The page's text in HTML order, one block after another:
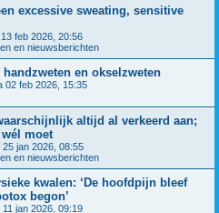
excessive sweating, sensitive
feb 2026, 20:56
en nieuwsberichten
en okselzweten
02 feb 2026, 15:35
altijd al verkeerd aan;
moet
25 jan 2026, 08:55
en nieuwsberichten
kwalen: ‘De hoofdpijn bleef
begon’
11 jan 2026, 09:19